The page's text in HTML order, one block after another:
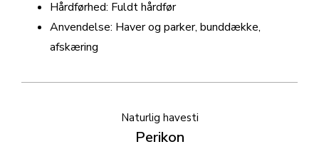
Hårdførhed: Fuldt hårdfør
Anvendelse: Haver og parker, bunddække,
afskæring
Naturlig havesti
Perikon